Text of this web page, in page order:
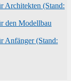
Architekten (Stand:
den Modellbau
Anfänger (Stand: